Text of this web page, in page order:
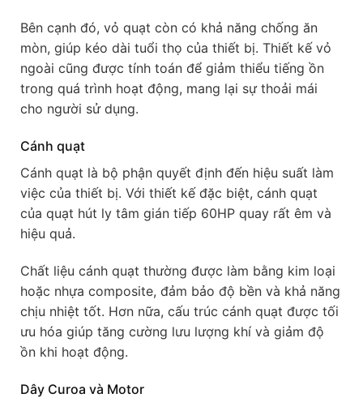
Bên cạnh đó, vỏ quạt còn có khả năng chống ăn
mòn, giúp kéo dài tuổi thọ của thiết bị. Thiết kế vỏ
ngoài cũng được tính toán để giảm thiểu tiếng ồn
trong quá trình hoạt động, mang lại sự thoải mái
cho người sử dụng.
Cánh quạt
Cánh quạt là bộ phận quyết định đến hiệu suất làm
việc của thiết bị. Với thiết kế đặc biệt, cánh quạt
của quạt hút ly tâm gián tiếp 60HP quay rất êm và
hiệu quả.
Chất liệu cánh quạt thường được làm bằng kim loại
hoặc nhựa composite, đảm bảo độ bền và khả năng
chịu nhiệt tốt. Hơn nữa, cấu trúc cánh quạt được tối
ưu hóa giúp tăng cường lưu lượng khí và giảm độ
ồn khi hoạt động.
Dây Curoa và Motor